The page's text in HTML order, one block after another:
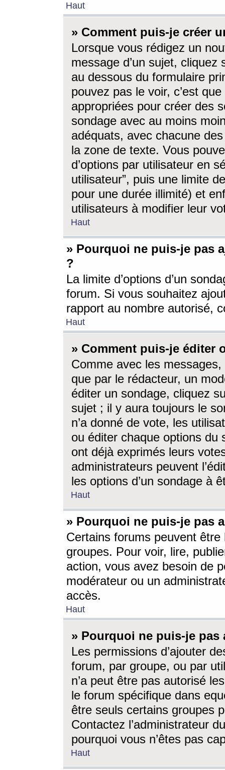
Haut
» Comment puis-je créer
Lorsque vous rédigez un
message d’un sujet, cliquez
au dessous du formulaire
pouvez pas le voir, c’est
appropriées pour créer des
sondage avec au moins
adéquats, avec chacune
la zone de texte. Vous
d’options par utilisateur en
utilisateur”, puis une limite
pour une durée illimité) et
utilisateurs à modifier leur
Haut
» Pourquoi ne puis-je pas
?
La limite d’options d’un
forum. Si vous souhaitez
rapport au nombre autorisé,
Haut
» Comment puis-je éditer
Comme avec les
que par le rédacteur, un
éditer un sondage, cliquez
sujet ; il y aura toujours le
n’a donné de vote, les
ou éditer chaque options du
ont déjà exprimés leurs
administrateurs peuvent
les options d’un sondage à
Haut
» Pourquoi ne puis-je pas
Certains forums peuvent être
groupes. Pour voir, lire,
action, vous avez besoin de
modérateur ou un
accès.
Haut
» Pourquoi ne puis-je
Les permissions d’ajouter
forum, par groupe, ou par
n’a peut être pas autorisé
le forum spécifique dans
être seuls certains groupes
Contactez l’administrateur
pourquoi vous n’êtes pas
Haut